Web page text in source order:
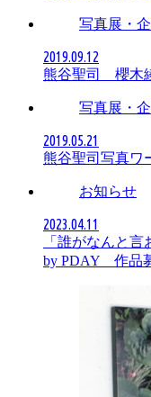
写真展・
2019.09.12
熊谷聖司 櫻木
写真展・
2019.05.21
熊谷聖司写真ワ
お知らせ
2023.04.11
「誰がなんと
by PDAY 作品